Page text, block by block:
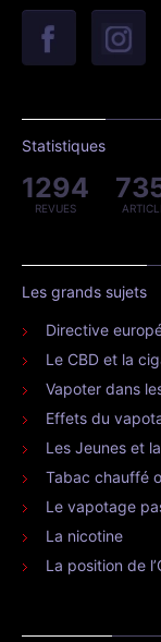
Statistiques
1294
REVUES
Les grands sujets
Directive
Le CBD et la
Vapoter dans
Effets du
Les Jeunes et
Tabac chauffé
Le vapotage
La nicotine
La position de